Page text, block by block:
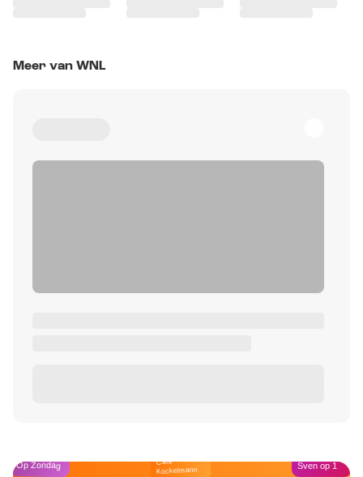
Meer van WNL
Op Zondag Café
Kockelmann Sven op 1